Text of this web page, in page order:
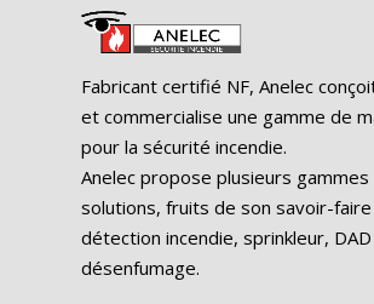
Fabricant certifié NF, Anelec
et commercialise une gamme de
pour la sécurité incendie.
Anelec propose plusieurs gammes
solutions, fruits de son savoir-faire
détection incendie, sprinkleur,
désenfumage.